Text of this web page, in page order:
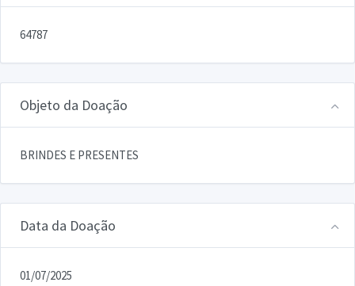
64787
Objeto da Doação
BRINDES E PRESENTES
Data da Doação
01/07/2025